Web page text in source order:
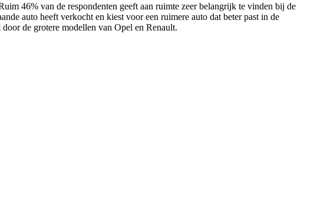
46% van de respondenten geeft aan ruimte zeer belangrijk te vinden bij de
auto heeft verkocht en kiest voor een ruimere auto dat beter past in de
de grotere modellen van Opel en Renault.